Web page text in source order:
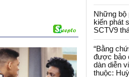
Những bộ
kiến phát
SCTV9
“Bằng
được bảo
dàn diễn
thuộc: